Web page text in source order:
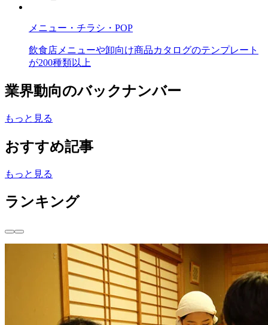
メニュー・チラシ・POP
飲食店メニューや卸向け商品カタログのテンプレート
が200種類以上
業界動向のバックナンバー
もっと見る
おすすめ記事
もっと見る
ランキング